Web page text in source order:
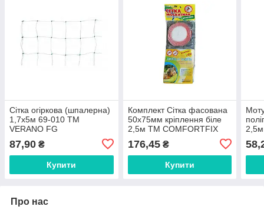
Сітка огіркова (шпалерна)
1,7х5м 69-010 ТМ
VERANO FG
87,90 ₴
Купити
Комплект Сітка фасована
50х75мм кріплення біле
2,5м ТМ COMFORTFIX
176,45₴
Купити
Про нас